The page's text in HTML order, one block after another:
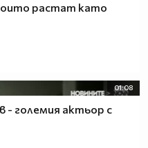
растат като
01:08
- големия актьор с